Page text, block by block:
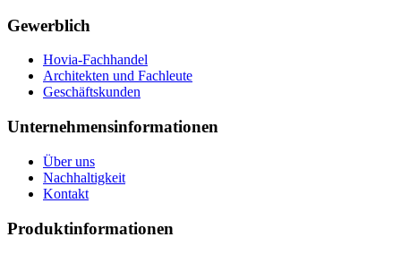
Gewerblich
Hovia-Fachhandel
Architekten und Fachleute
Geschäftskunden
Unternehmensinformationen
Über uns
Nachhaltigkeit
Kontakt
Produktinformationen